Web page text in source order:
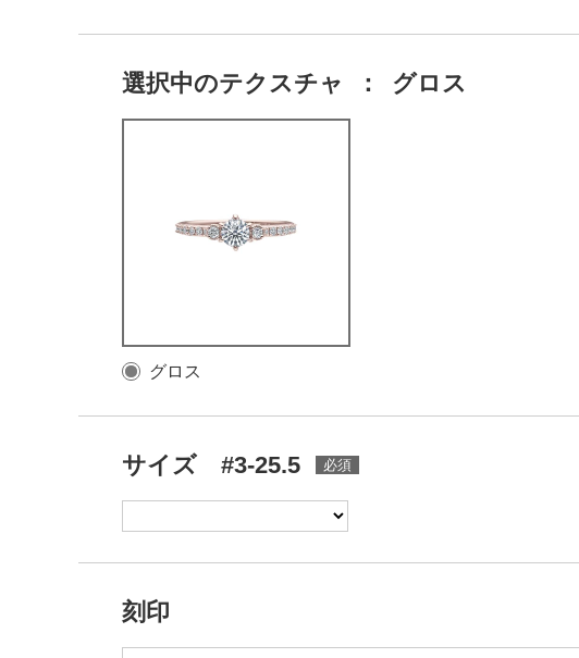
選択中のテクスチャ ： グロス
グロス
サイズ #3-25.5
刻印